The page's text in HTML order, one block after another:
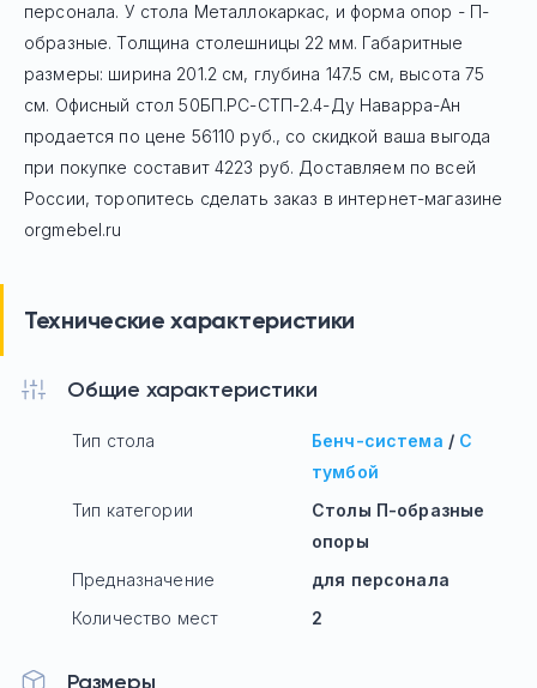
персонала. У стола Mеталлокаркас, и форма опор - П-
образные. Толщина столешницы 22 мм. Габаритные
размеры: ширина 201.2 см, глубина 147.5 см, высота 75
см. Офисный стол50БП.РС-СТП-2.4-Ду Наварра-Ан
продается по цене 56110 руб., со скидкой ваша выгода
при покупке составит 4223 руб. Доставляем по всей
России, торопитесь сделать заказ в интернет-магазине
orgmebel.ru
Технические характеристики
Общие характеристики
Тип стола Бенч-система / С
тумбой
Тип категории
Столы П-образные
опоры
Предназначение
для персонала
Количество мест
2
Размеры